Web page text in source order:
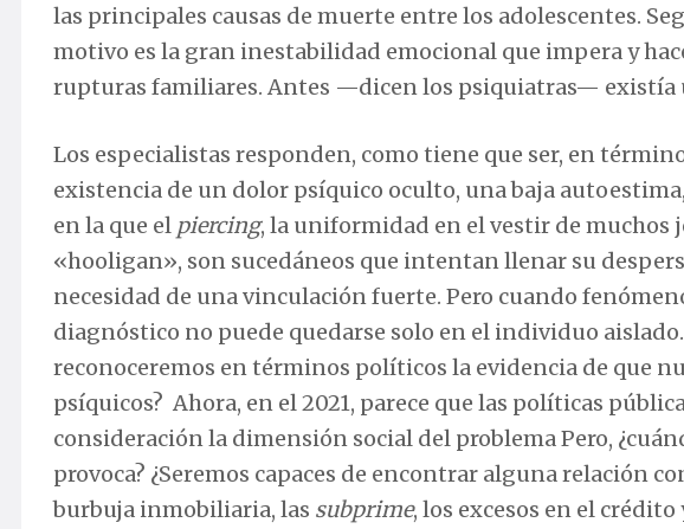
las principales causas de muerte entre los adolescentes.
motivo es la gran inestabilidad emocional que impera y
rupturas familiares. Antes —dicen los psiquiatras— existía
Los especialistas responden, como tiene que ser, en
existencia de un dolor psíquico oculto, una baja
en la que el piercing, la uniformidad en el vestir de muchos
«hooligan», son sucedáneos que intentan llenar su
necesidad de una vinculación fuerte. Pero cuando
diagnóstico no puede quedarse solo en el individuo
reconoceremos en términos políticos la evidencia de que
psíquicos? Ahora, en el 2021, parece que las políticas
consideración la dimensión social del problema Pero,
provoca? ¿Seremos capaces de encontrar alguna relación
burbuja inmobiliaria, las subprime, los excesos en el